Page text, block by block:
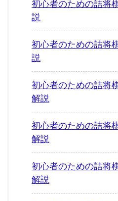
初心者のための詰
説
初心者のための詰
説
初心者のための詰
解説
初心者のための詰
解説
初心者のための詰
解説